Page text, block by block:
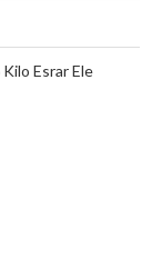
Esrar Ele